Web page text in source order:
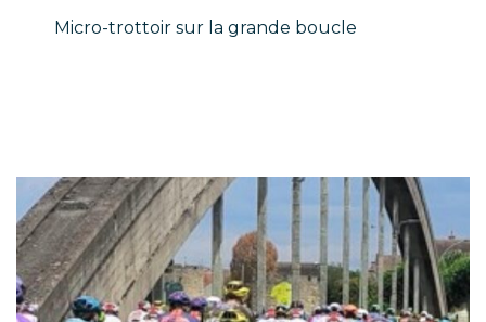
Micro-trottoir sur la grande boucle